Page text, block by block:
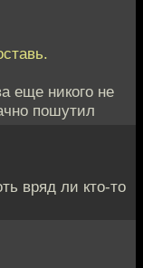
еще никого не
пошутил
вряд ли кто-то